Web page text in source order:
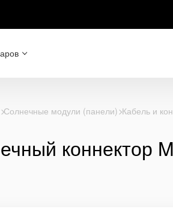
Солнечные модули (панели) Кабель и
коннектор